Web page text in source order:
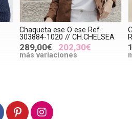
Chaqueta ese O ese Ref.:
303884-1020 // CH.CHELSEA
289,00€ 202,30€
más variaciones